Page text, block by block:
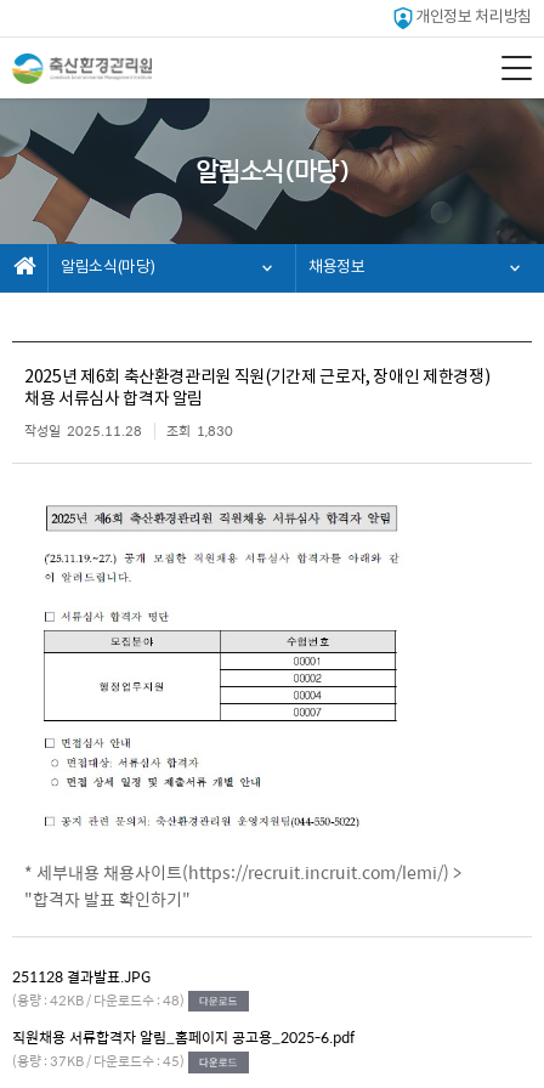
개인정보 처리방침
알림소식(마당)
알림소식(마당) 채용정보
2025년 제6회 축산환경관리원 직원(기간제 근로자, 장애인 제한경쟁)
채용 서류심사 합격자 알림
작성일 2025.11.28 조회 1,830
* 세부내용 채용사이트(https://recruit.incruit.com/lemi/) >
"합격자 발표 확인하기"
251128 결과발표.JPG
(용량 : 42KB / 다운로드수 : 48)
직원채용 서류합격자 알림_홈페이지 공고용_2025-6.pdf
(용량 : 37KB / 다운로드수 : 45)